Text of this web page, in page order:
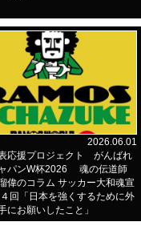
2026.06.01
応援プロジェクト がんばれ
パンW杯2026 魂の伝道師
偉のコラム サッカー大和魂宣
回「日本を強くするために外
にお願いしたこと」